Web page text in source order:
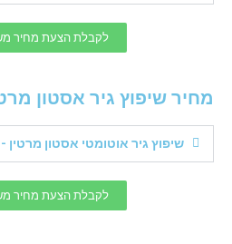
לקבלת הצעת מחיר
מחיר שיפוץ גיר אסטון
שיפוץ גיר אוטומטי אסטון מרטין
לקבלת הצעת מחיר